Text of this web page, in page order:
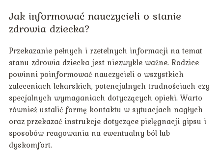
Jak informować nauczycieli o stanie
zdrowia dziecka?
Przekazanie pełnych i rzetelnych informacji na temat
stanu zdrowia dziecka jest niezwykle ważne. Rodzice
powinni poinformować nauczycieli o wszystkich
zaleceniach lekarskich, potencjalnych trudnościach czy
specjalnych wymaganiach dotyczących opieki. Warto
również ustalić formę kontaktu w sytuacjach nagłych
oraz przekazać instrukcje dotyczące pielęgnacji gipsu i
sposobów reagowania na ewentualny ból lub
dyskomfort.